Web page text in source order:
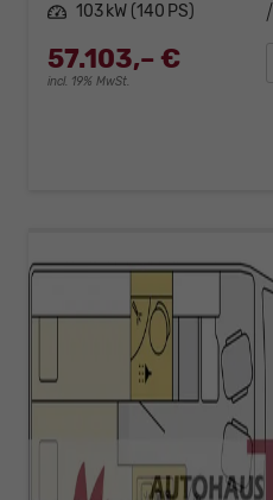
Leistung 103 kW (140 PS)
57.103,– €
incl. 19% MwSt.